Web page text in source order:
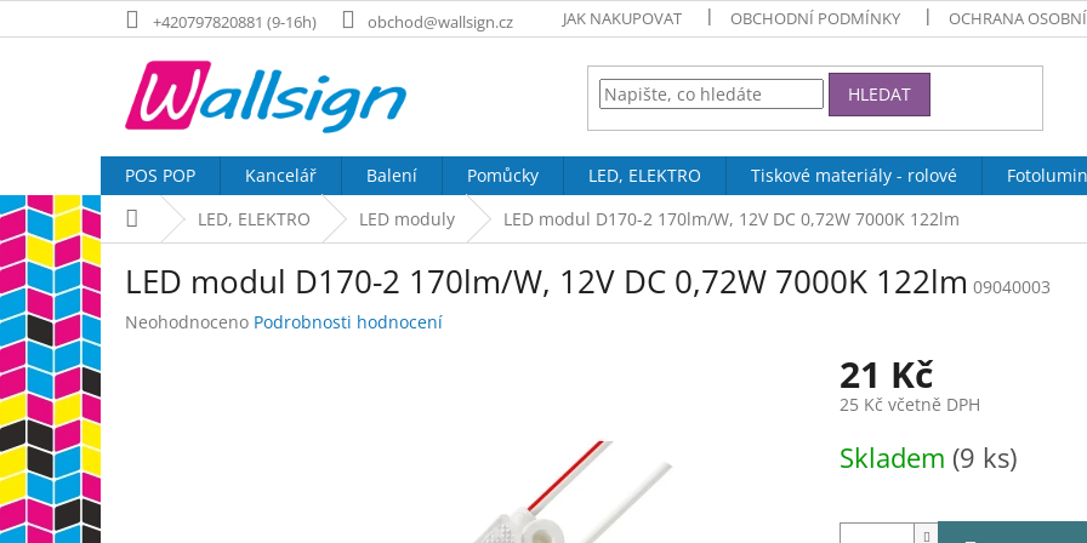
na
+420797820881 (9-16h) obchod@wallsign.cz JAK NAKUPOVAT OBCHODNÍ PODMÍNKY OCHRANA
HLEDAT
POS POP Kancelář Balení Pomůcky LED, ELEKTRO Tiskové materiály - rolové
Domů LED, ELEKTRO LED moduly LED modul D170-2 170lm/W, 12V DC 0,72W 7000K 122lm
LED modul D170-2 170lm/W, 12V DC 0,72W 7000K 122lm 09040003
Průměrné
Neohodnoceno Podrobnosti hodnocení
21 Kč
25 Kč včetně DPH
cena:
Skladem (9 ks)